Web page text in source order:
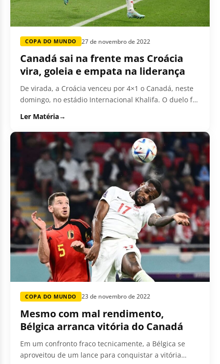
COPA DO MUNDO 27 de novembro de 2022
Canadá sai na frente mas Croácia
vira, goleia e empata na liderança
De virada, a Croácia venceu por 4×1 o Canadá, neste
domingo, no estádio Internacional Khalifa. O duelo foi
Ler Matéria→
COPA DO MUNDO 23 de novembro de 2022
Mesmo com mal rendimento,
Bélgica arranca vitória do Canadá
Em um confronto fraco tecnicamente, a Bélgica se
aproveitou de um lance para conquistar a vitória